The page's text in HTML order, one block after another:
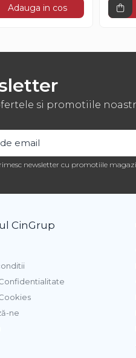
Adauga in cos
si promotiile
newsletter cu promotiile
CinGrup
ne